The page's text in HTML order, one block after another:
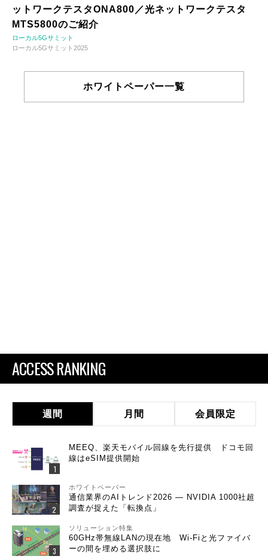
ットワークテスタONA800／光ネットワークテスタ
MTS5800のご紹介
ローカル5Gサミット
ローカル5Gサミット2025
ホワイトペーパー一覧
ACCESS RANKING
週間 月間 会員限定
MEEQ、楽天モバイル回線を先行提供 ドコモ回
線はeSIM提供開始
ホワイトペーパー
通信業界のAIトレンド2026 ― NVIDIA 1000社超
調査が捉えた「転換点」
ソリューション特集
60GHz帯無線LANの現在地 Wi-Fiと光ファイバ
ーの間を埋める選択肢に